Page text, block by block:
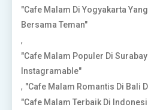
"Cafe Malam Di Yogyakarta
Bersama Teman"
,
"Cafe Malam Populer Di
Instagramable"
, "Cafe Malam Romantis Di Bali
"Cafe Malam Terbaik Di